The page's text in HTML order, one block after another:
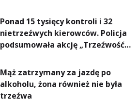
Ponad 15 tysięcy kontroli i 32
nietrzeźwych kierowców. Policja
podsumowała akcję „Trzeźwość”
Mąż zatrzymany za jazdę po
alkoholu, żona również nie była
trzeźwa